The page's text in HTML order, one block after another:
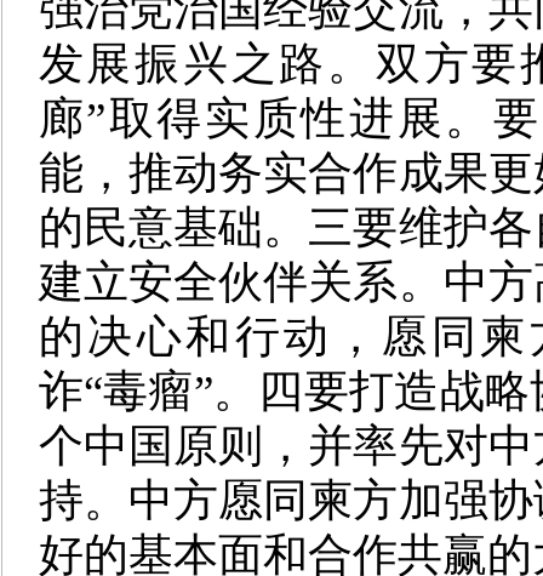
发展振兴之路。双方要
廊”取得实质性进展。
能，推动务实合作成果
的民意基础。三要维护
建立安全伙伴关系。中
的决心和行动，愿同
诈“毒瘤”。四要打造战
个中国原则，并率先对
持。中方愿同柬方加强
好的基本面和合作共赢